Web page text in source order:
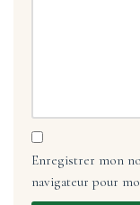
Enregistrer mon
navigateur pour